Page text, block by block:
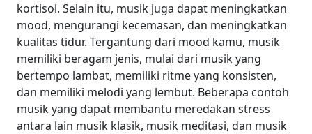
kortisol. Selain itu, musik juga dapat meningkatkan
mood, mengurangi kecemasan, dan meningkatkan
kualitas tidur. Tergantung dari mood kamu, musik
memiliki beragam jenis, mulai dari musik yang
bertempo lambat, memiliki ritme yang konsisten,
dan memiliki melodi yang lembut. Beberapa contoh
musik yang dapat membantu meredakan stress
antara lain musik klasik, musik meditasi, dan musik